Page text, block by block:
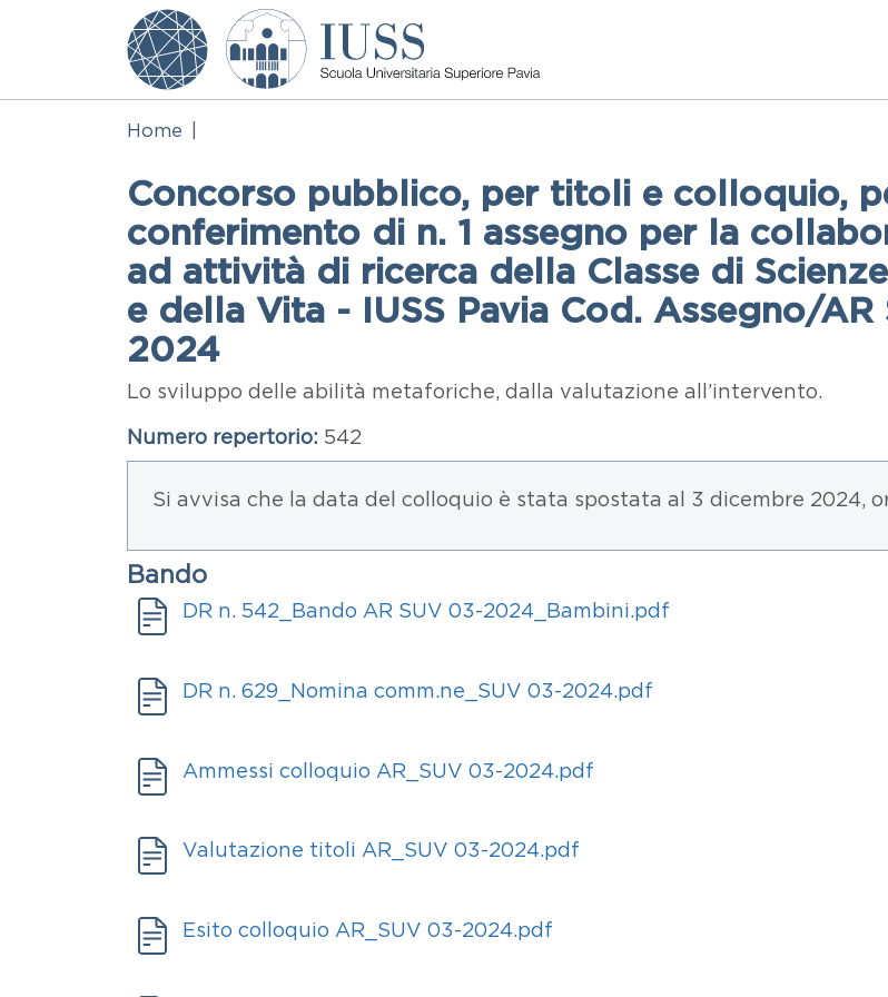
Salta al contenuto principale
Home
Concorso pubblico, per titoli e colloquio,
conferimento di n. 1 assegno per la
ad attività di ricerca della Classe di
e della Vita - IUSS Pavia Cod. Assegno/AR
2024
Abstract
Lo sviluppo delle abilità metaforiche, dalla valutazione all’intervento.
Numero repertorio 542
Comunicazioni bando
Testo
Si avvisa che la data del colloquio è stata spostata al 3 dicembre 2024,
Bando
Bando
Documento
DR n. 542_Bando AR SUV 03-2024_Bambini.pdf
Documenti
Allegati
Documento
DR n. 629_Nomina comm.ne_SUV 03-2024.pdf
Allegati
Documento
Ammessi colloquio AR_SUV 03-2024.pdf
Allegati
Documento
Valutazione titoli AR_SUV 03-2024.pdf
Allegati
Documento
Esito colloquio AR_SUV 03-2024.pdf